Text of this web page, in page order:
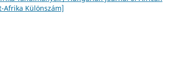
Afrika Különszám]